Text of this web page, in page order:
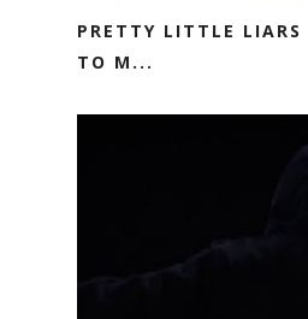
PRETTY LITTLE LIARS
TO M...